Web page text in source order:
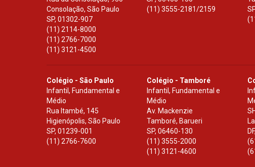
Consolação, São Paulo
SP, 01302-907
(11) 2114-8000
(11) 2766-7000
(11) 3121-4500
(11) 3555-2181/2159
SP
Colégio - São Paulo
Infantil, Fundamental e
Médio
Rua Itambé, 145
Higienópolis, São Paulo
SP, 01239-001
(11) 2766-7600
Colégio - Tamboré
Infantil, Fundamental e
Médio
Av. Mackenzie
Tamboré, Barueri
SP,06460-130
(11) 3555-2000
(11) 3121-4600
DF,